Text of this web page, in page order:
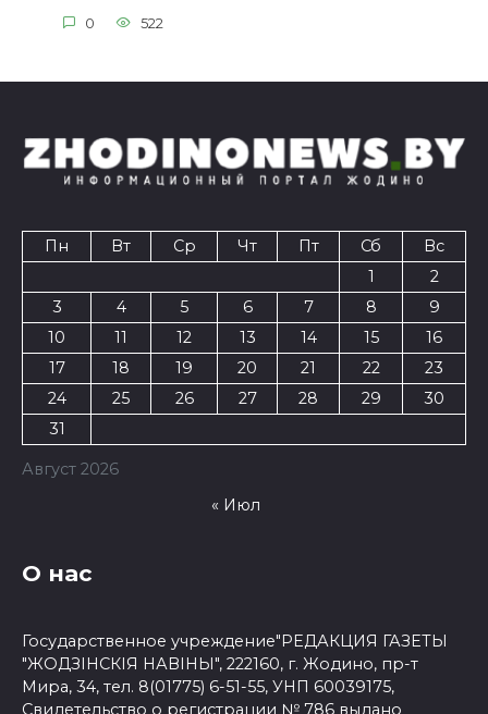
0 522
Август 2026
Пн Вт Ср Чт Пт Сб
Вс
1
2
3
4 5 6 7 8
9
10
11 12 13 14 15
16
17
18 19 20 21 22
23
24
25 26 27 28 29
30
31
« Июл
О нас
Государственное учреждение"РЕДАКЦИЯ ГАЗЕТЫ
"ЖОДЗІНСКІЯ НАВІНЫ", 222160, г. Жодино, пр-т
Мира, 34, тел. 8(01775) 6-51-55, УНП 60039175,
Свидетельство о регистрации № 786 выдано